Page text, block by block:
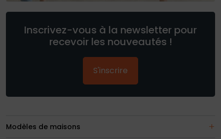
Inscrivez-vous à la newsletter pour
recevoir les nouveautés !
S'inscrire
Modèles de maisons